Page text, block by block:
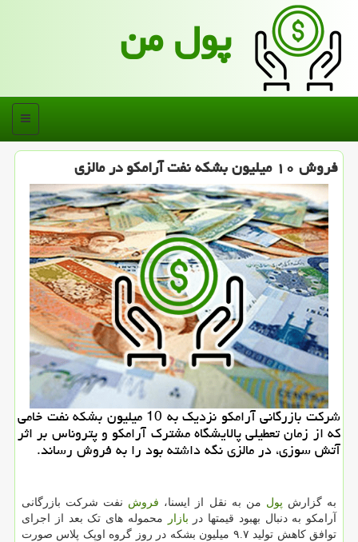
پول من
منو
فروش ۱۰ میلیون بشكه نفت آرامكو در مالزی
شركت بازرگانی آرامكو نزدیك به 10 میلیون بشكه نفت خامی
كه از زمان تعطیلی پالایشگاه مشترك آرامكو و پتروناس بر اثر
آتش سوزی، در مالزی نگه داشته بود را به فروش رساند.
به گزارش پول من به نقل از ایسنا، فروش نفت شرکت بازرگانی
آرامکو به دنبال بهبود قیمتها در بازار
محموله های تک بعد از اجرای
توافق کاهش تولید ۹.۷ میلیون بشکه در روز گروه اوپک پلاس صورت